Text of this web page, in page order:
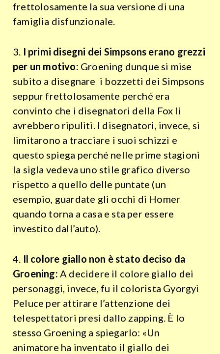
frettolosamente la sua versione di una
famiglia disfunzionale.
3. I primi disegni dei Simpsons erano grezzi
per un motivo: Groening dunque si mise
subito a disegnare i bozzetti dei Simpsons
seppur frettolosamente perché era
convinto che i disegnatori della Fox li
avrebbero ripuliti. I disegnatori, invece, si
limitarono a tracciare i suoi schizzi e
questo spiega perché nelle prime stagioni
la sigla vedeva uno stile grafico diverso
rispetto a quello delle puntate (un
esempio, guardate gli occhi di Homer
quando torna a casa e sta per essere
investito dall’auto).
4. Il colore giallo non è stato deciso da
Groening: A decidere il colore giallo dei
personaggi, invece, fu il colorista Gyorgyi
Peluce per attirare l’attenzione dei
telespettatori presi dallo zapping. È lo
stesso Groening a spiegarlo: «Un
animatore ha inventato il giallo dei